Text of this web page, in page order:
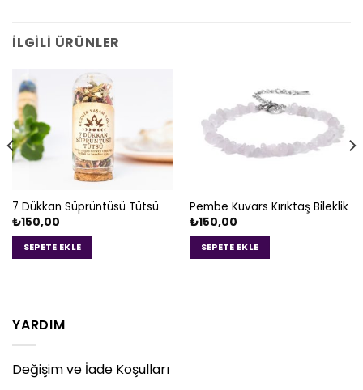
İLGILI ÜRÜNLER
7 Dükkan Süprüntüsü Tütsü
₺150,00
SEPETE EKLE
Pembe Kuvars Kırıktaş Bileklik
₺150,00
SEPETE EKLE
YARDIM
Değişim ve İade Koşulları